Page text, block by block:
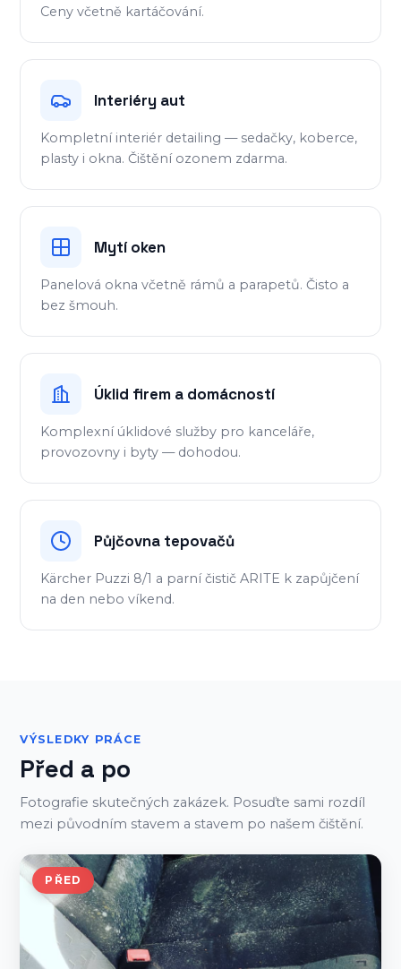
Ceny včetně kartáčování.
Interiéry aut
Kompletní interiér detailing — sedačky, koberce,
plasty i okna. Čištění ozonem zdarma.
Mytí oken
Panelová okna včetně rámů a parapetů. Čisto a
bez šmouh.
Úklid firem a domácností
Komplexní úklidové služby pro kanceláře,
provozovny i byty — dohodou.
Půjčovna tepovačů
Kärcher Puzzi 8/1 a parní čistič ARITE k zapůjčení
na den nebo víkend.
VÝSLEDKY PRÁCE
Před a po
Fotografie skutečných zakázek. Posuďte sami rozdíl
mezi původním stavem a stavem po našem čištění.
PŘED